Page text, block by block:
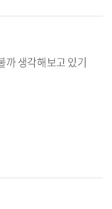
까 생각해보고 있기